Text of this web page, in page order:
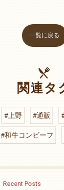
一覧に戻る
関連タ
#上野 #通販
#和牛コンビーフ
Recent Posts